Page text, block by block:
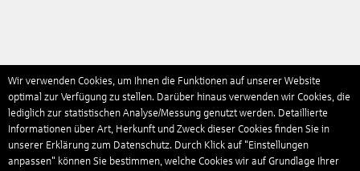
Wir verwenden Cookies, um Ihnen die Funktionen auf unserer Website
optimal zur Verfügung zu stellen. Darüber hinaus verwenden wir Cookies, die
lediglich zur statistischen Analyse/Messung genutzt werden. Detaillierte
Informationen über Art, Herkunft und Zweck dieser Cookies finden Sie in
unserer Erklärung zum Datenschutz. Durch Klick auf "Einstellungen
anpassen" können Sie bestimmen, welche Cookies wir auf Grundlage Ihrer